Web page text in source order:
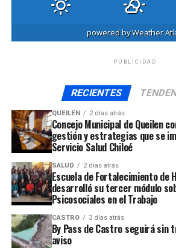
powered byWeather
PUBLICIDAD
RECIENTES
QUEILEN 2 días atrás
Concejo Municipal de Queilen
gestión y estrategias que se
Servicio Salud Chiloé
SALUD 2 días atrás
Escuela de Fortalecimiento de
desarrolló su tercer módulo
Psicosociales en el Trabajo
CASTRO 3 días atrás
By Pass de Castro seguirá sin
aviso